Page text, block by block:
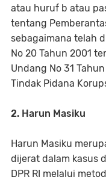
atau huruf b atau
tentang
sebagaimana telah
No 20 Tahun 2001
Undang No 31
Tindak Pidana
2. Harun Masiku
Harun Masiku
dijerat dalam kasus
DPR RI melalui